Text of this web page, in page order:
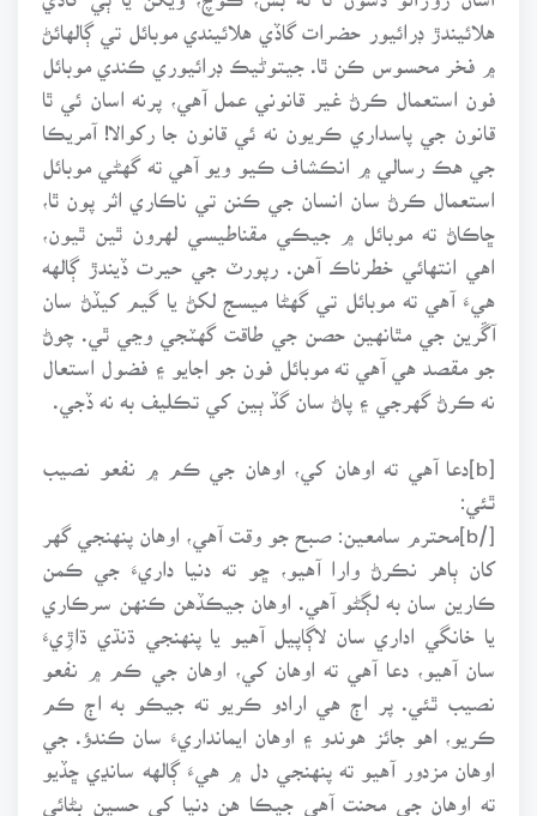
هلائيندڙ ڊرائيور حضرات گاڏي هلائيندي موبائل تي ڳالهائڻ
۾ فخر محسوس ڪن ٿا. جيتوڻيڪ ڊرائيوري ڪندي موبائل
فون استعمال ڪرڻ غير قانوني عمل آهي، پرنه اسان ئي ٿا
قانون جي پاسداري ڪريون نه ئي قانون جا رکوالا! آمريڪا
جي هڪ رسالي ۾ انڪشاف ڪيو ويو آهي ته گهڻي موبائل
استعمال ڪرڻ سان انسان جي ڪنن تي ناڪاري اثر پون ٿا،
ڇاڪاڻ ته موبائل ۾ جيڪي مقناطيسي لهرون ٿين ٿيون،
اهي انتهائي خطرناڪ آهن. رپورٽ جي حيرت ڏيندڙ ڳالهه
هيءَ آهي ته موبائل تي گهڻا ميسج لکڻ يا گيم کيڏڻ سان
آڱرين جي مٿانهين حصن جي طاقت گهٽجي وڃي ٿي. چوڻ
جو مقصد هي آهي ته موبائل فون جو اجايو ۽ فضول استعال
نه ڪرڻ گهرجي ۽ پاڻ سان گڏ ٻين کي تڪليف به نه ڏجي.
[b]دعا آهي ته اوهان کي، اوهان جي ڪم ۾ نفعو نصيب
[/b]محترم سامعين: صبح جو وقت آهي، اوهان پنهنجي گهر
کان ٻاهر نڪرڻ وارا آهيو، ڇو ته دنيا داريءَ جي ڪمن
ڪارين سان به لڳڻو آهي. اوهان جيڪڏهن ڪنهن سرڪاري
يا خانگي اداري سان لاڳاپيل آهيو يا پنهنجي ڌنڌي ڌاڙِيءَ
سان آهيو، دعا آهي ته اوهان کي، اوهان جي ڪم ۾ نفعو
نصيب ٿئي. پر اڄ هي ارادو ڪريو ته جيڪو به اڄ ڪم
ڪريو، اهو جائز هوندو ۽ اوهان ايمانداريءَ سان ڪندؤ. جي
اوهان مزدور آهيو ته پنهنجي دل ۾ هيءَ ڳالهه سانڍي ڇڏيو
ته اوهان جي محنت آهي جيڪا هن دنيا کي حسين بڻائي